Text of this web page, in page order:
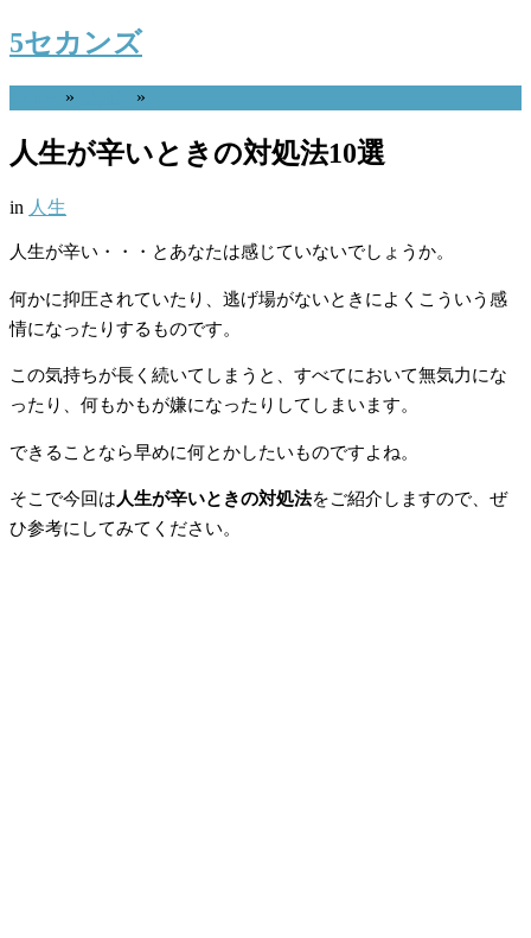
5セカンズ
» »
人生が辛いときの対処法10選
in 人生
人生が辛い・・・とあなたは感じていないでしょうか。
何かに抑圧されていたり、逃げ場がないときによくこういう感
情になったりするものです。
この気持ちが長く続いてしまうと、すべてにおいて無気力にな
ったり、何もかもが嫌になったりしてしまいます。
できることなら早めに何とかしたいものですよね。
そこで今回は 人生が辛いときの対処法をご紹介しますので、ぜ
ひ参考にしてみてください。